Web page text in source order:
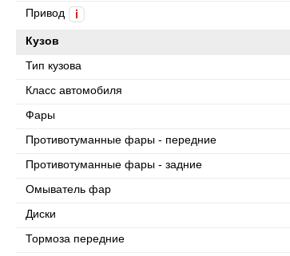
Привод
Кузов
Тип кузова
Класс автомобиля
Фары
Противотуманные фары - передние
Противотуманные фары - задние
Омыватель фар
Диски
Тормоза передние